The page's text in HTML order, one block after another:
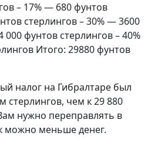
– 17% — 680 фунтов
стерлингов – 30% — 3600
000 фунтов стерлингов – 40%
Итого: 29880 фунтов
налог на Гибралтаре был
стерлингов, чем к 29 880
нужно переправлять в
можно меньше денег.